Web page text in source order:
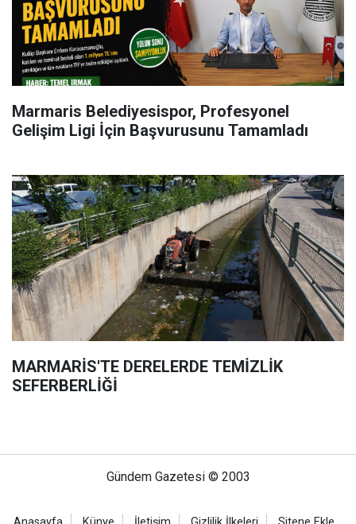
Marmaris Belediyesispor, Profesyonel
Gelişim Ligi İçin Başvurusunu Tamamladı
MARMARİS'TE DERELERDE TEMİZLİK
SEFERBERLİĞİ
Gündem Gazetesi © 2003